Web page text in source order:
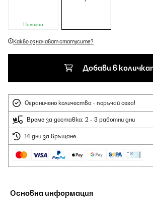
Налично
Какво означават статусите?
Добави в
Ограничено количество - поръчай сега!
Време за доставка: 2 - 3 работни дни
14 дни за връщане
Основна информация